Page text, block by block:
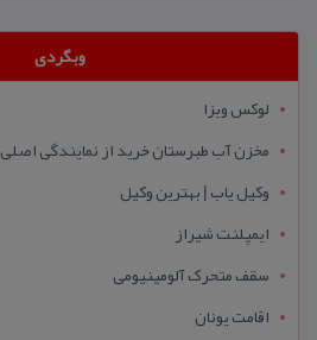
وبگردی
لوکس ویزا
مخزن آب طبرستان خرید از نمایندگی اصلی
وکیل یاب | بهترین وکیل
ایمپلنت شیراز
سقف متحرک آلومینیومی
اقامت یونان